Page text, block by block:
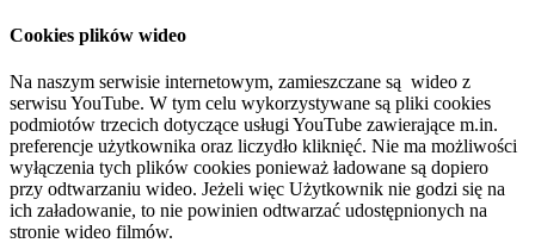
Cookies plików wideo
Na naszym serwisie internetowym, zamieszczane są wideo z
serwisu YouTube. W tym celu wykorzystywane są pliki cookies
podmiotów trzecich dotyczące usługi YouTube zawierające m.in.
preferencje użytkownika oraz liczydło kliknięć. Nie ma możliwości
wyłączenia tych plików cookies ponieważ ładowane są dopiero
przy odtwarzaniu wideo. Jeżeli więc Użytkownik nie godzi się na
ich załadowanie, to nie powinien odtwarzać udostępnionych na
stronie wideo filmów.